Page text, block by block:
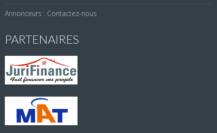
Annonceurs : Contactez-nous
PARTENAIRES